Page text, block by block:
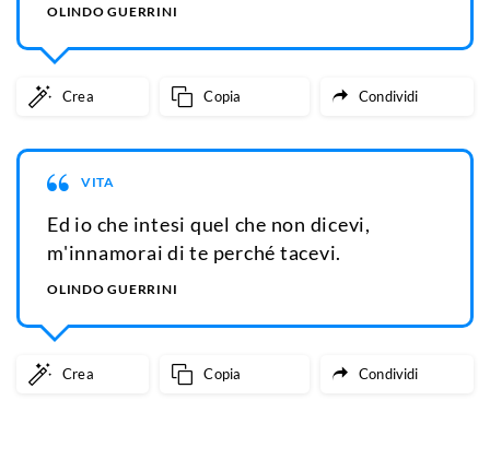
OLINDO GUERRINI
Crea Copia Condividi
VITA
Ed io che intesi quel che non dicevi,
m'innamorai di te perché tacevi.
OLINDO GUERRINI
Crea Copia Condividi